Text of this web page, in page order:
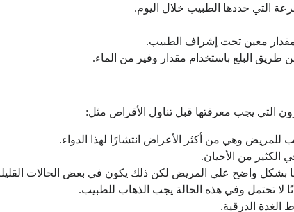
معين تحت إشراف الطبيب.
البلع باستخدام مقدار وفير من الماء.
التي يجب معرفتها قبل تناول الأقراص مثل:
للمريض وهي من أكثر الأعراض انتشارًا لهذا الدواء.
الكثير من الأحيان.
بشكل واضح علي المريض لكن ذلك يكون في بعض الحالات
لا تحتمل وفي هذه الحالة يجب الذهاب للطبيب.
الدرقية.